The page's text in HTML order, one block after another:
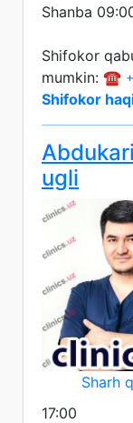
Shanba
Shifokor
mumkin: ☎️
Shifokor
ugli
Sharh
17:00